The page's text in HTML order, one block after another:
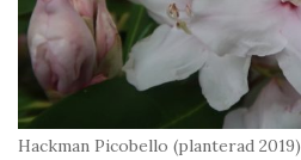
Hackman Picobello (planterad 2019)